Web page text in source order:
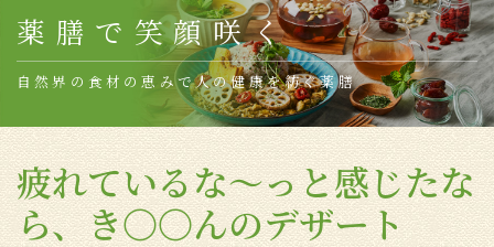
薬膳で笑顔咲く
自然界の食材の恵みで人の健康を紡ぐ薬膳
疲れているな～っと感じたな
ら、き〇〇んのデザート